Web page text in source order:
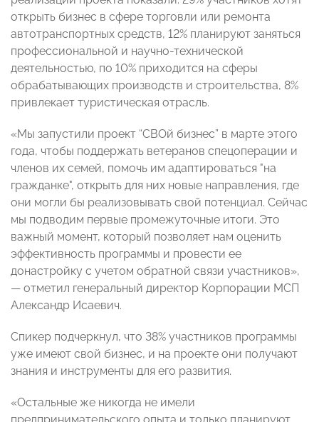
открыть бизнес в сфере торговли или ремонта
автотранспортных средств, 12% планируют заняться
профессиональной и научно-технической
деятельностью, по 10% приходится на сферы
обрабатывающих производств и строительства, 8%
привлекает туристическая отрасль.
«Мы запустили проект “СВОй бизнес” в марте этого
года, чтобы поддержать ветеранов спецоперации и
членов их семей, помочь им адаптироваться "на
гражданке", открыть для них новые направления, где
они могли бы реализовывать свой потенциал. Сейчас
мы подводим первые промежуточные итоги. Это
важный момент, который позволяет нам оценить
эффективность программы и провести ее
донастройку с учетом обратной связи участников»,
— отметил генеральный директор Корпорации МСП
Александр Исаевич.
Спикер подчеркнул, что 38% участников программы
уже имеют свой бизнес, и на проекте они получают
знания и инструменты для его развития.
«Остальные же никогда не имели